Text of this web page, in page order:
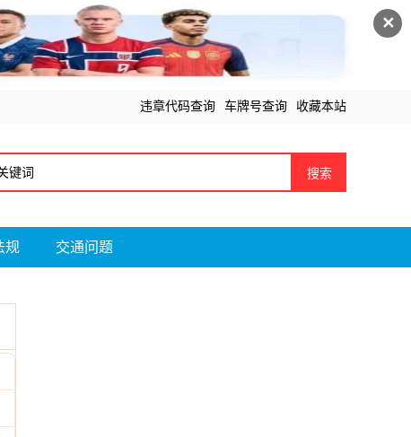
✕
违章代码查询 车牌号查询 收藏本站
搜索
规 交通问题